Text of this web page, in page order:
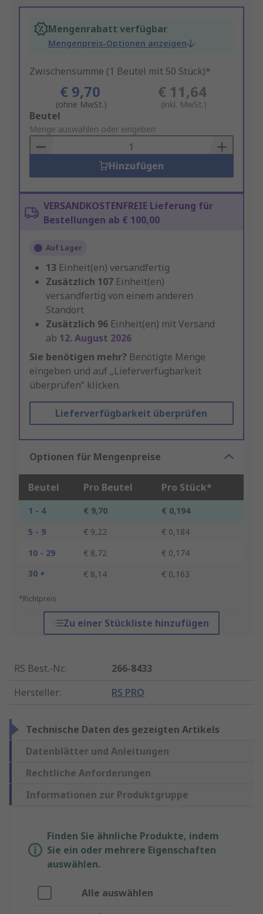
Mengenrabatt verfügbar
Mengenpreis-Optionen anzeigen
Zwischensumme (1 Beutel mit 50 Stück)*
€ 9,70
(ohne MwSt.)
€ 11,64
(inkl. MwSt.)
Add
to
Basket
Beutel
Menge auswählen oder eingeben
Hinzufügen
VERSANDKOSTENFREIE Lieferung für
Bestellungen ab € 100,00
Auf Lager
13 Einheit(en) versandfertig
Zusätzlich 107 Einheit(en)
versandfertig von einem anderen
Standort
Zusätzlich 96 Einheit(en) mit Versand
ab 12. August 2026
Sie benötigen mehr? Benötigte Menge
eingeben und auf „Lieferverfügbarkeit
überprüfen“ klicken.
Lieferverfügbarkeit überprüfen
Optionen für Mengenpreise
Beutel Pro Beutel Pro Stück*
1 - 4 € 9,70
€ 0,194
5 - 9
€ 9,22
€ 0,184
10 - 29
€ 8,72
€ 0,174
30 +
€ 8,14 € 0,163
*Richtpreis
Zu einer Stückliste hinzufügen
RS Best.-Nr.:
266-8433
Hersteller: RS PRO
Technische Daten des gezeigten Artikels
Datenblätter und Anleitungen
Rechtliche Anforderungen
Informationen zur Produktgruppe
Finden Sie ähnliche Produkte, indem
Sie ein oder mehrere Eigenschaften
auswählen.
Alle auswählen